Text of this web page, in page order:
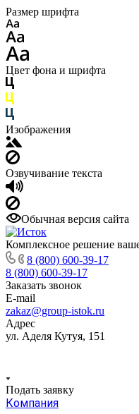
Размер шрифта
Цвет фона и шрифта
Изображения
Озвучивание текста
Обычная версия сайта
Комплексное решение
8 (800) 600-39-17
8 (800) 600-39-17
Заказать звонок
E-mail
zakaz@group-istok.ru
Адрес
ул. Аделя Кутуя, 151
Подать заявку
Компания